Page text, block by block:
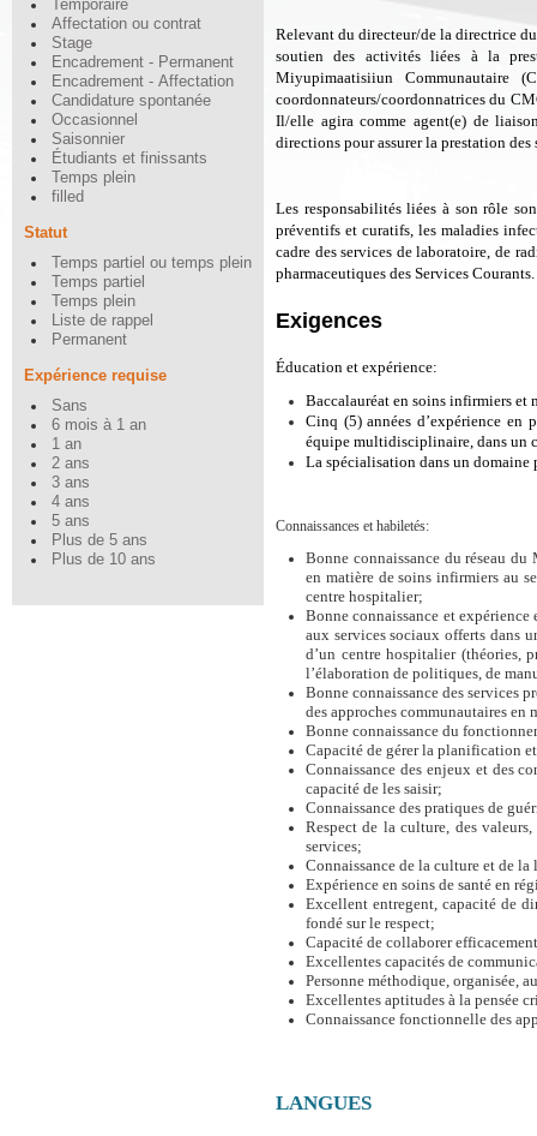
Temporaire
Affectation ou contrat
Stage
Encadrement - Permanent
Encadrement - Affectation
Candidature spontanée
Occasionnel
Saisonnier
Étudiants et finissants
Temps plein
filled
Statut
Temps partiel ou temps plein
Temps partiel
Temps plein
Liste de rappel
Permanent
Expérience requise
Sans
6 mois à 1 an
1 an
2 ans
3 ans
4 ans
5 ans
Plus de 5 ans
Plus de 10 ans
Relevant du directeur/de la directrice
soutien des activités liées à la
Miyupimaatisiiun
coordonnateurs/coordonnatrices du
Il/elle agira comme agent(e) de
directions pour assurer la prestation
Les responsabilités liées à son rôle
préventifs et curatifs, les maladies
cadre des services de laboratoire, de
pharmaceutiques des Services Courants.
Exigences
Éducation et expérience:
Baccalauréat en soins infirmiers et
Cinq (5) années d’expérience en
équipe multidisciplinaire, dans un
La spécialisation dans un domaine
Connaissances et habiletés:
Bonne connaissance du réseau du
en matière de soins infirmiers au
centre hospitalier;
Bonne connaissance et
aux services sociaux offerts dans
d’un centre hospitalier (théories,
l’élaboration de politiques, de
Bonne connaissance des services
des approches communautaires
Bonne connaissance du
Capacité de gérer la planification
Connaissance des enjeux et des
capacité de les saisir;
Connaissance des pratiques de
Respect de la culture, des
services;
Connaissance de la culture et de
Expérience en soins de santé en
Excellent entregent, capacité de
fondé sur le respect;
Capacité de collaborer
Excellentes capacités de
Personne méthodique, organisée,
Excellentes aptitudes à la pensée
Connaissance fonctionnelle des
LANGUES